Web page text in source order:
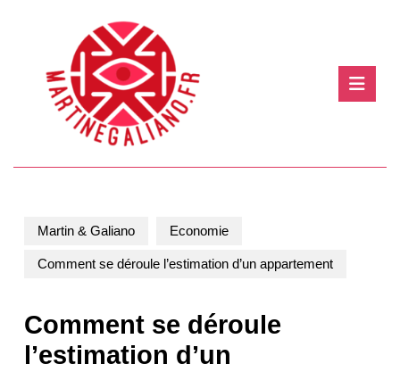
Martin & Galiano Economie
Comment se déroule l’estimation d’un appartement
Comment se déroule
l’estimation d’un